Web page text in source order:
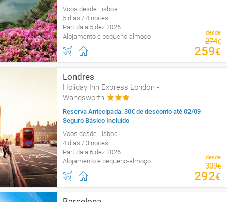
Voos desde Lisboa
5 dias / 4 noites
Partida a 5 dez 2026
Alojamento e pequeno-almoço
desde
274€
259€
Londres
Holiday Inn Express London -
Wandsworth
Reserva Antecipada: 30€ de desconto até 02/09
Seguro Básico Incluído
Voos desde Lisboa
4 dias / 3 noites
Partida a 6 dez 2026
Alojamento e pequeno-almoço
desde
309€
292€